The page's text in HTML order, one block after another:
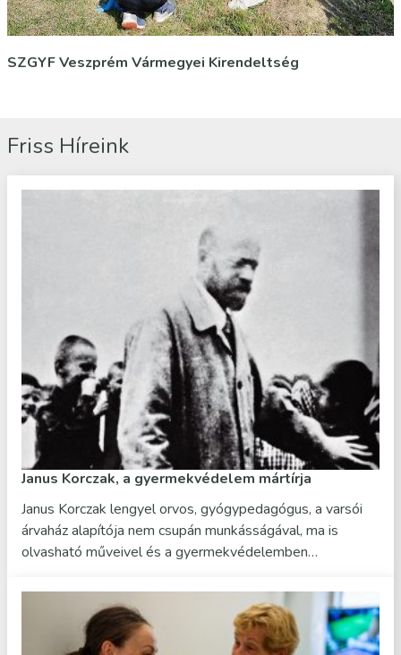
SZGYF Veszprém Vármegyei Kirendeltség
Friss Híreink
Janus Korczak, a gyermekvédelem mártírja
Janus Korczak lengyel orvos, gyógypedagógus, a varsói
árvaház alapítója nem csupán munkásságával, ma is
olvasható műveivel és a gyermekvédelemben…